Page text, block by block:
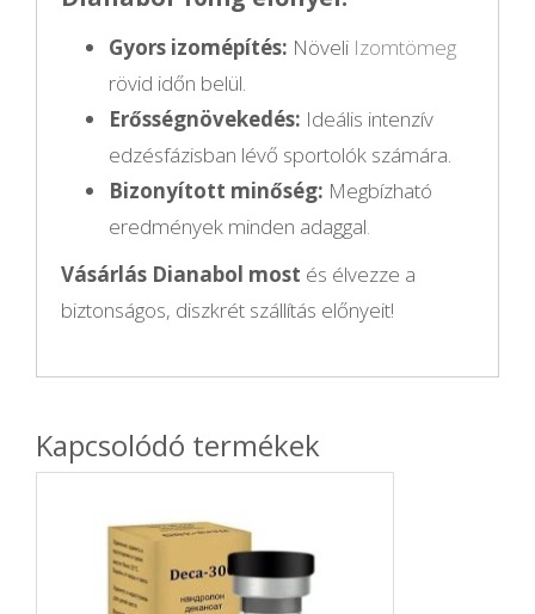
Gyors izomépítés: Növeli Izomtömeg
rövid időn belül.
Erősségnövekedés: Ideális intenzív
edzésfázisban lévő sportolók számára.
Bizonyított minőség: Megbízható
eredmények minden adaggal.
Vásárlás Dianabol most és élvezze a
biztonságos, diszkrét szállítás előnyeit!
Kapcsolódó termékek